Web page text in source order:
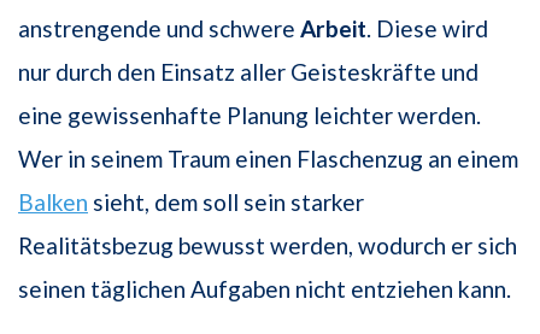
anstrengende und schwere Arbeit . Diese wird
nur durch den Einsatz aller Geisteskräfte und
eine gewissenhafte Planung leichter werden.
Wer in seinem Traum einen Flaschenzug an einem
Balken sieht, dem soll sein starker
Realitätsbezug bewusst werden, wodurch er sich
seinen täglichen Aufgaben nicht entziehen kann.